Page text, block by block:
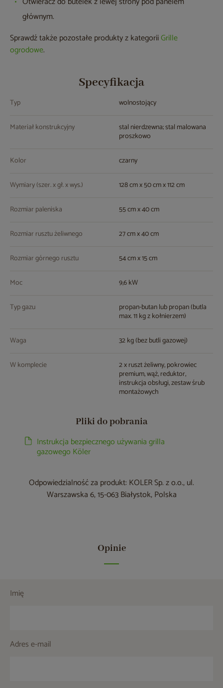
głównym.
Sprawdź także pozostałe produkty z kategoriiGrille
ogrodowe.
Specyfikacja
Typ wolnostojący
Materiał konstrukcyjny stal nierdzewna; stal malowana
proszkowo
Kolor czarny
Wymiary (szer. x gł. x wys.) 128 cm x 50 cm x 112 cm
Rozmiar paleniska 55 cm x 40 cm
Rozmiar rusztu żeliwnego 27 cm x 40 cm
Rozmiar górnego rusztu 54 cm x 15 cm
Moc 9,6 kW
Typ gazu propan-butan lub propan (butla
max. 11 kg z kołnierzem)
Waga 32 kg (bez butli gazowej)
W komplecie 2 x ruszt żeliwny, pokrowiec
premium, wąż, reduktor,
instrukcja obsługi, zestaw śrub
montażowych
Pliki do pobrania
Instrukcja bezpiecznego używania grilla
gazowego Köler
Odpowiedzialność za produkt: KOLER Sp. z o.o., ul.
Warszawska 6, 15-063 Białystok, Polska
Opinie
Imię
Adres e-mail